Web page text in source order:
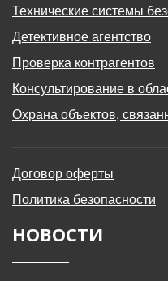
Технические системы
Детективное агентство
Проверка контрагентов
Консультирование в
Охрана объектов,
Договор оферты
Политика безопасности
НОВОСТИ